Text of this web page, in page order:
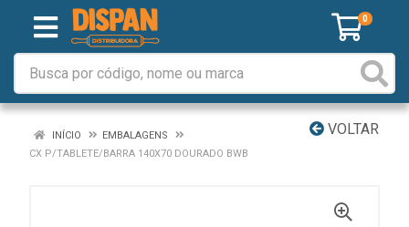
0
VOLTAR
INÍCIO
EMBALAGENS
CX P/TABLETE/BARRA 140X70 DOURADO BWB